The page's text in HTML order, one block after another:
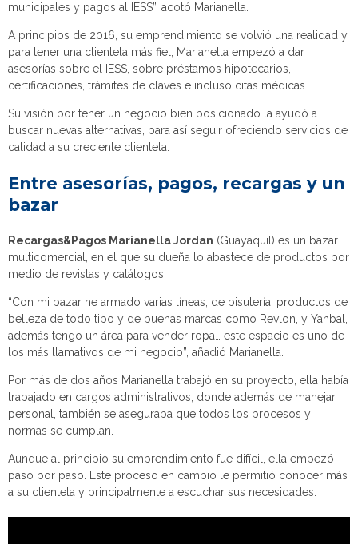
municipales y pagos al IESS”, acotó Marianella.
A principios de 2016, su emprendimiento se volvió una realidad y
para tener una clientela más fiel, Marianella empezó a dar
asesorías sobre el IESS, sobre préstamos hipotecarios,
certificaciones, trámites de claves e incluso citas médicas.
Su visión por tener un negocio bien posicionado la ayudó a
buscar nuevas alternativas, para así seguir ofreciendo servicios de
calidad a su creciente clientela.
Entre asesorías, pagos, recargas y un
bazar
Recargas&Pagos Marianella Jordan (Guayaquil) es un bazar
multicomercial, en el que su dueña lo abastece de productos por
medio de revistas y catálogos.
“Con mi bazar he armado varias líneas, de bisutería, productos de
belleza de todo tipo y de buenas marcas como Revlon, y Yanbal,
además tengo un área para vender ropa… este espacio es uno de
los más llamativos de mi negocio”, añadió Marianella.
Por más de dos años Marianella trabajó en su proyecto, ella había
trabajado en cargos administrativos, donde además de manejar
personal, también se aseguraba que todos los procesos y
normas se cumplan.
Aunque al principio su emprendimiento fue difícil, ella empezó
paso por paso. Este proceso en cambio le permitió conocer más
a su clientela y principalmente a escuchar sus necesidades.